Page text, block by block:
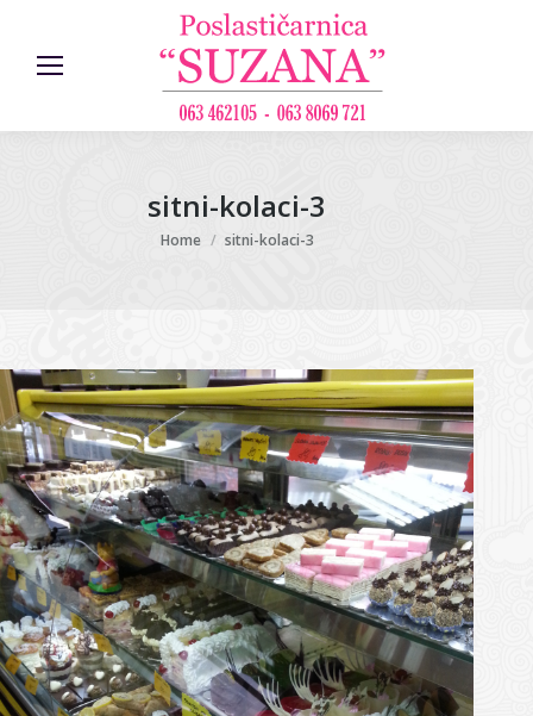
sitni-kolaci-3
You are here:
Home sitni-kolaci-3